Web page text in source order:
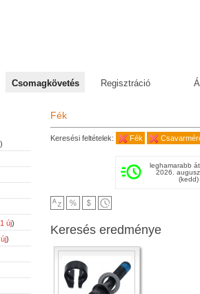
1 új)
)
Fék
Keresési feltételek: Fék
leghamarabb
2026.
(kedd)
Keresés eredménye
Csomagkövetés Regisztráció